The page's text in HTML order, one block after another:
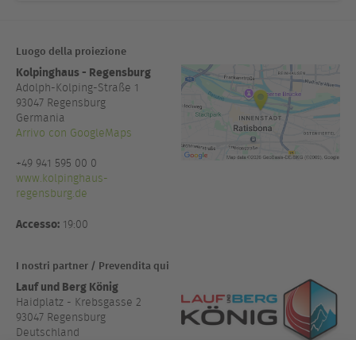
Luogo della proiezione
Kolpinghaus - Regensburg
Adolph-Kolping-Straße 1
93047 Regensburg
Germania
Arrivo con GoogleMaps
+49 941 595 00 0
www.kolpinghaus-
regensburg.de
Accesso: 19:00
I nostri partner / Prevendita qui
Lauf und Berg König
Haidplatz - Krebsgasse 2
93047 Regensburg
Deutschland